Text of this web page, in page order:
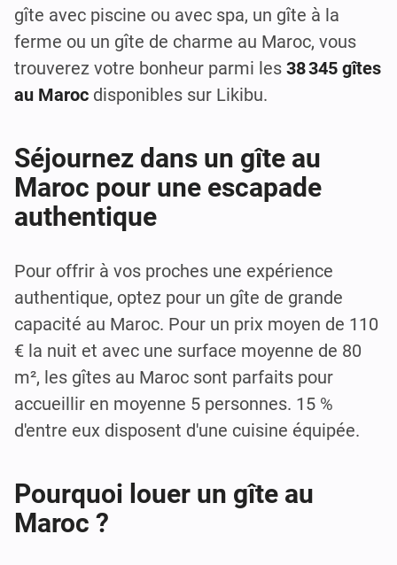
gîte avec piscine ou avec spa, un gîte à la
ferme ou un gîte de charme au Maroc, vous
trouverez votre bonheur parmi les 38 345 gîtes
au Maroc disponibles sur Likibu.
Séjournez dans un gîte au
Maroc pour une escapade
authentique
Pour offrir à vos proches une expérience
authentique, optez pour un gîte de grande
capacité au Maroc. Pour un prix moyen de 110
€ la nuit et avec une surface moyenne de 80
m², les gîtes au Maroc sont parfaits pour
accueillir en moyenne 5 personnes. 15 %
d'entre eux disposent d'une cuisine équipée.
Pourquoi louer un gîte au
Maroc ?